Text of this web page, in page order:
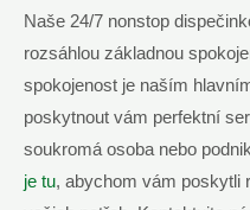
Naše 24/7 nonstop
rozsáhlou základnou
spokojenost je ⁢naším⁢
poskytnout vám perfektní
soukromá ‌osoba nebo
je​ tu, abychom vám poskytli⁢